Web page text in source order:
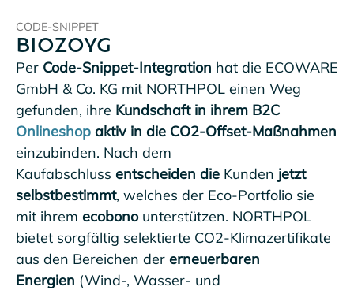
CODE-SNIPPET
BIOZOYG
Per Code-Snippet-Integration hat die ECOWARE
GmbH & Co. KG mit NORTHPOL einen Weg
gefunden, ihre Kundschaft in ihrem B2C
Onlineshop aktiv in die CO2-Offset-Maßnahmen
einzubinden. Nach dem
Kaufabschluss entscheiden die Kunden jetzt
selbstbestimmt, welches der Eco-Portfolio sie
mit ihrem ecobonounterstützen. NORTHPOL
bietet sorgfältig selektierte CO2-Klimazertifikate
aus den Bereichen der erneuerbaren
Energien (Wind-, Wasser- und